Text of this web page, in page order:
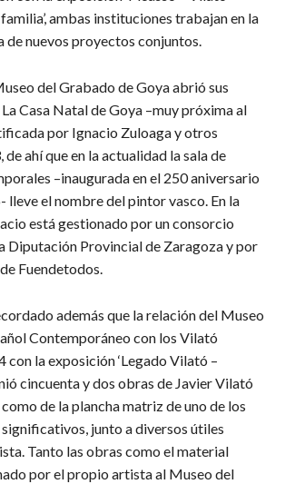
ambas instituciones trabajan en la
de nuevos proyectos conjuntos.
del Grabado de Goya abrió sus
Casa Natal de Goya –muy próxima al
por Ignacio Zuloaga y otros
ahí que en la actualidad la sala de
–inaugurada en el 250 aniversario
lleve el nombre del pintor vasco. En la
está gestionado por un consorcio
Diputación Provincial de Zaragoza y por
Fuendetodos.
además que la relación del Museo
Contemporáneo con los Vilató
con la exposición ‘Legado Vilató –
cincuenta y dos obras de Javier Vilató
de la plancha matriz de uno de los
junto a diversos útiles
Tanto las obras como el material
por el propio artista al Museo del